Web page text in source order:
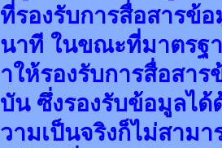
ที่รองรับการสื่อสารข้
นาที ในขณะที่มาตรฐ
าให้รองรับการสื่อสา
บัน ซึ่งรองรับข้อมูลได้
วามเป็นจริงก็ไม่สามา